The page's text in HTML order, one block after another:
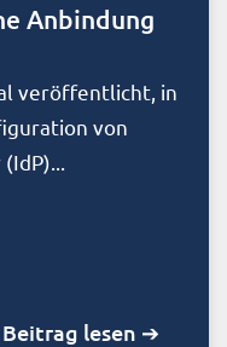
Anbindung
veröffentlicht, in
von
Beitrag lesen ➔